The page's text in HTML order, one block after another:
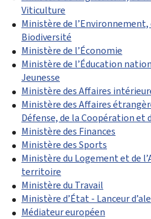
Viticulture
Ministère de
Biodiversité
Ministère de l’Économie
Ministère de l’Éducation
Jeunesse
Ministère des Affaires
Ministère des Affaires
Défense, de la Coopération et
Ministère des Finances
Ministère des Sports
Ministère du Logement et de
territoire
Ministère du Travail
Ministère d’État - Lanceur
Médiateur européen